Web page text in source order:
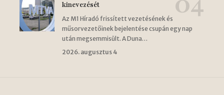
kinevezését
Az M1 Híradó frissített vezetésének és
műsorvezetőinek bejelentése csupán egy nap
után megsemmisült. A Duna…
2026. augusztus 4